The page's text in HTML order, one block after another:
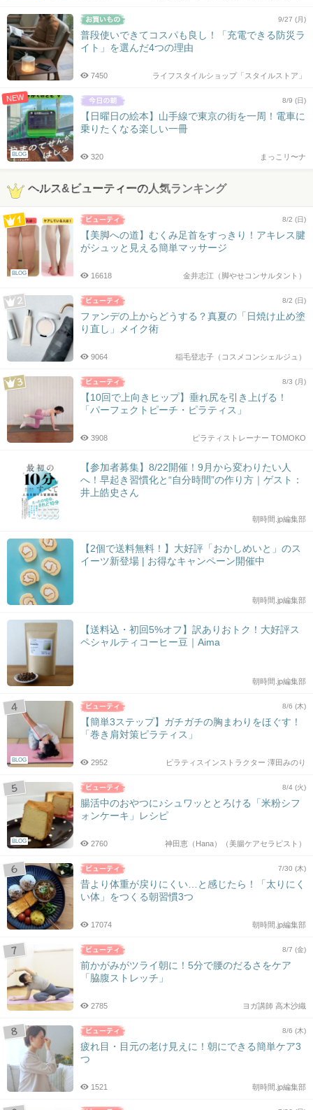
9/27 (月)
普段使いできてコスパも良し！「充電できる防災ラ
イト」を選んだ4つの理由
ライフスタイルショップ「スタイルストア」
7450
NEW
BLOG
8/9 (日)
【日曜日の絵本】山手線で東京の街を一周！電車に
乗りたくなる楽しい一冊
まっこリ〜ナ
320
ヘルス&ビューティーの人気ランキング
BLOG
8/2 (日)
【美脚への道】むくみ足首をすっきり！アキレス腱
がシュッと見える簡単マッサージ
金井志江（脚やせコンサルタント）
16618
8/2 (日)
ファンデの上からどうする？真夏の「日焼け止め塗
り直し」メイク術
稲毛登志子（コスメコンシェルジュ）
9064
8/3 (月)
【10回で上向きヒップ】垂れ尻を引き上げる！
「パーフェクトピーチ・ピラティス」
ピラティストレーナー TOMOKO
3908
【参加者募集】8/22開催！9月から変わりたい人
へ！早起き習慣化と“自分時間”の作り方｜ゲスト：
井上皓史さん
朝時間.jp編集部
【2個で送料無料！】大好評「おかしめいと」のス
イーツ新登場 | お得なキャンペーン開催中
朝時間.jp編集部
【送料込・初回5%オフ】訳ありおトク！大好評ス
ペシャルティコーヒー豆｜Aima
朝時間.jp編集部
BLOG
8/6 (木)
【簡単3ステップ】ガチガチの胸まわりをほぐす！
「巻き肩対策ピラティス」
ピラティスインストラクター 澤田みのり
2952
BLOG
8/4 (火)
腸活中のおやつに♪シュワッととろける「米粉シフ
ォンケーキ」レシピ
神田恵（Hana）（美腸ケアセラピスト）
2760
7/30 (木)
昔より体重が戻りにくい…と感じたら！「太りにく
い体」をつくる朝習慣3つ
朝時間.jp編集部
17074
8/7 (金)
前かがみがツライ朝に！5分で腰のだるさをケア
「脇腹ストレッチ」
ヨガ講師 高木沙織
2785
8/6 (木)
疲れ目・目元の老け見えに！朝にできる簡単ケア3
つ
朝時間.jp編集部
1521